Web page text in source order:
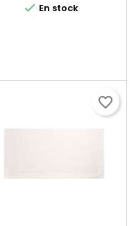
 En stock
favorite_border